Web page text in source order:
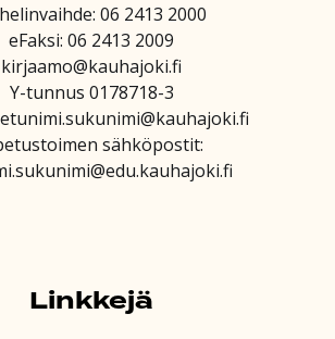
06 2413 2000
eFaksi: 06 2413 2009
kirjaamo@kauhajoki.fi
Y-tunnus 0178718-3
sähköpostit:
Linkkejä